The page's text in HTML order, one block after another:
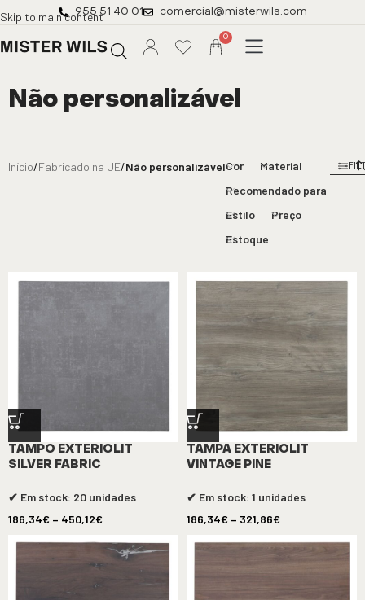
Skip to main content955 51 40 01 comercial@misterwils.com
0
Não personalizável
Início/Fabricado na UE/Não personalizávelCor
Material
Recomendado para
Estilo
Preço
Estoque
TAMPO EXTERIOLIT
SILVER FABRIC
✔ Em stock: 20 unidades
186,34€ – 450,12€
TAMPA EXTERIOLIT
VINTAGE PINE
✔ Em stock: 1 unidades
186,34€ – 321,86€